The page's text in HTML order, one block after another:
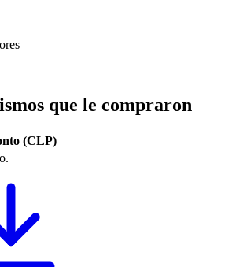
que le compraron
(CLP)